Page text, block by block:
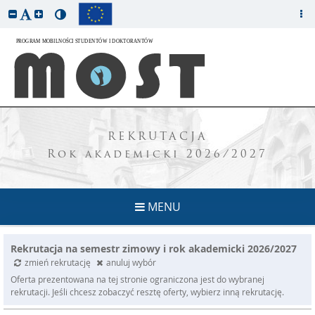
REKRUTACJA
Rok akademicki 2026/2027
MENU
Rekrutacja na semestr zimowy i rok akademicki 2026/2027
zmień rekrutację
anuluj wybór
Oferta prezentowana na tej stronie ograniczona jest do wybranej
rekrutacji. Jeśli chcesz zobaczyć resztę oferty, wybierz inną rekrutację.